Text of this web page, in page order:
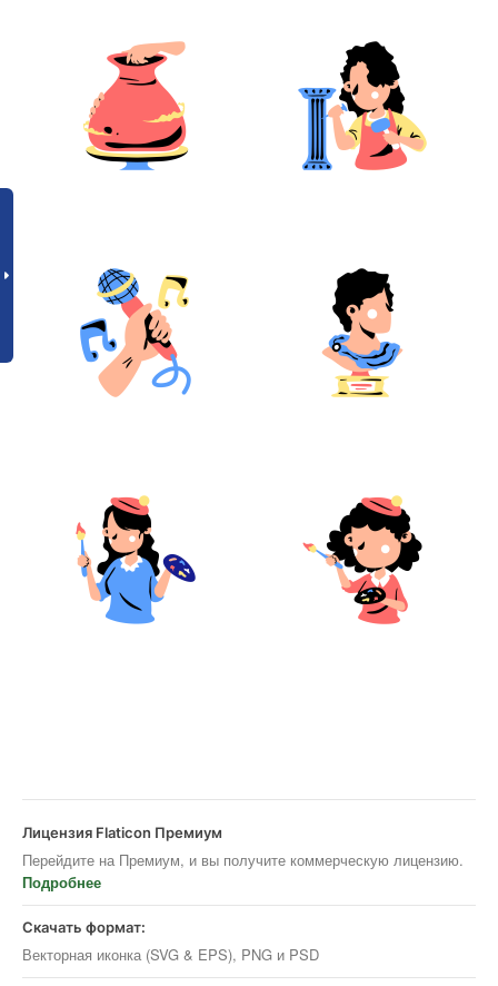
Лицензия Flaticon Премиум
Перейдите на Премиум, и вы получите коммерческую лицензию.
Подробнее
Скачать формат:
Векторная иконка (SVG & EPS), PNG и PSD